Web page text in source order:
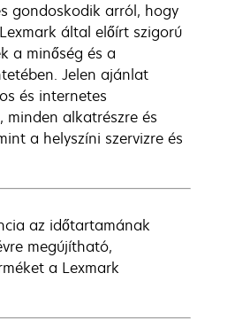
gondoskodik arról, hogy
által előírt szigorú
a minőség és a
Jelen ajánlat
és internetes
minden alkatrészre és
a helyszíni szervizre és
az időtartamának
megújítható,
a Lexmark